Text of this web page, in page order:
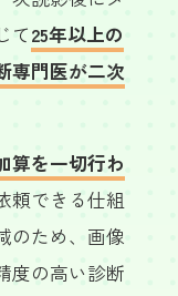
て25年以上の
専門医が二次
算を一切行わ
頼できる仕組
のため、画像
度の高い診断